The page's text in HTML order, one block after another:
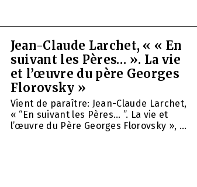
Jean-Claude Larchet, « « En
suivant les Pères… ». La vie
et l’œuvre du père Georges
Florovsky »
Vient de paraître: Jean-Claude Larchet,
« “En suivant les Pères… ”. La vie et
l’œuvre du Père Georges Florovsky », ...